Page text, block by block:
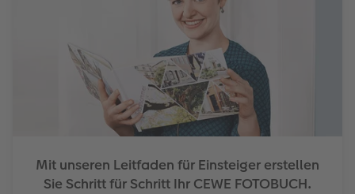
Mit unseren Leitfaden für Einsteiger erstellen
Sie Schritt für Schritt Ihr CEWE FOTOBUCH.